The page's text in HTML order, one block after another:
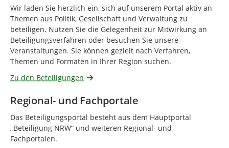
Wir laden Sie herzlich ein, sich auf unserem Portal aktiv an
Themen aus Politik, Gesellschaft und Verwaltung zu
beteiligen. Nutzen Sie die Gelegenheit zur Mitwirkung an
Beteiligungsverfahren oder besuchen Sie unsere
Veranstaltungen. Sie können gezielt nach Verfahren,
Themen und Formaten in Ihrer Region suchen.
Zu den Beteiligungen
Regional- und Fachportale
Das Beteiligungsportal besteht aus dem Hauptportal
„Beteiligung NRW“ und weiteren Regional- und
Fachportalen.